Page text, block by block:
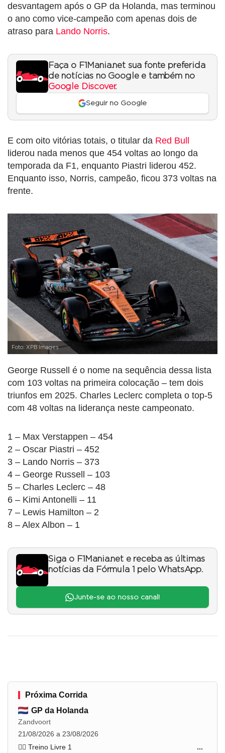
desvantagem após o GP da Holanda, mas terminou
o ano como vice-campeão com apenas dois de
atraso para Lando Norris.
Faça o F1Mania.net sua fonte preferida
de notícias no Google e também no
Google Discover.
Seguir no Google
E com oito vitórias totais, o titular da Red Bull
liderou nada menos que 454 voltas ao longo da
temporada da F1, enquanto Piastri liderou 452.
Enquanto isso, Norris, campeão, ficou 373 voltas na
frente.
Foto: XPB Images
George Russell é o nome na sequência dessa lista
com 103 voltas na primeira colocação – tem dois
triunfos em 2025. Charles Leclerc completa o top-5
com 48 voltas na liderança neste campeonato.
1 – Max Verstappen – 454
2 – Oscar Piastri – 452
3 – Lando Norris – 373
4 – George Russell – 103
5 – Charles Leclerc – 48
6 – Kimi Antonelli – 11
7 – Lewis Hamilton – 2
8 – Alex Albon – 1
Siga o F1Mania.net e receba as últimas
notícias da Fórmula 1 pelo WhatsApp.
Junte-se ao nosso canal!
Próxima Corrida
GP da Holanda
Zandvoort
21/08/2026 a 23/08/2026
🏋️‍♂️ Treino Livre 1
...